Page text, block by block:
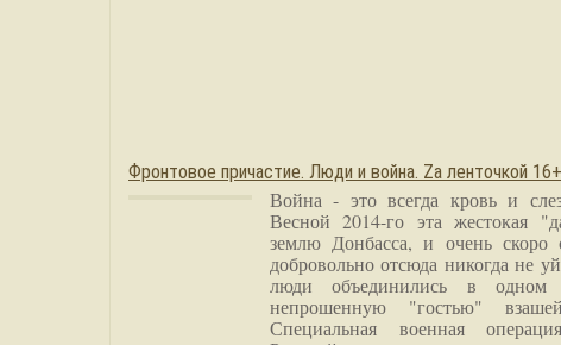
Фронтовое причастие. Люди и война. Zа ленточкой 16+
Война - это всегда кровь и
Весной 2014-го эта жестокая
землю Донбасса, и очень скоро
добровольно отсюда никогда не
люди объединились в одном
непрошенную "гостью"
Специальная военная